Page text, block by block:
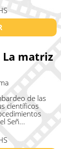
matriz
de las
científicos
Señ...